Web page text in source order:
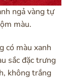
ngả vàng tự
màu.
có màu xanh
sắc đặc trưng
không trắng